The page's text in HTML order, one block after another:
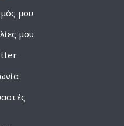
μου
μου